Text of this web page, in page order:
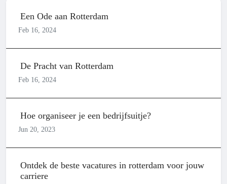
Een Ode aan Rotterdam
Feb 16, 2024
De Pracht van Rotterdam
Feb 16, 2024
Hoe organiseer je een bedrijfsuitje?
Jun 20, 2023
Ontdek de beste vacatures in rotterdam voor jouw
carriere